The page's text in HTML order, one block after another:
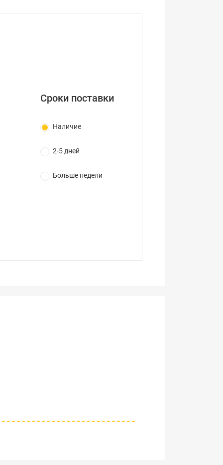
Сроки поставки
Наличие
2-5 дней
Больше недели